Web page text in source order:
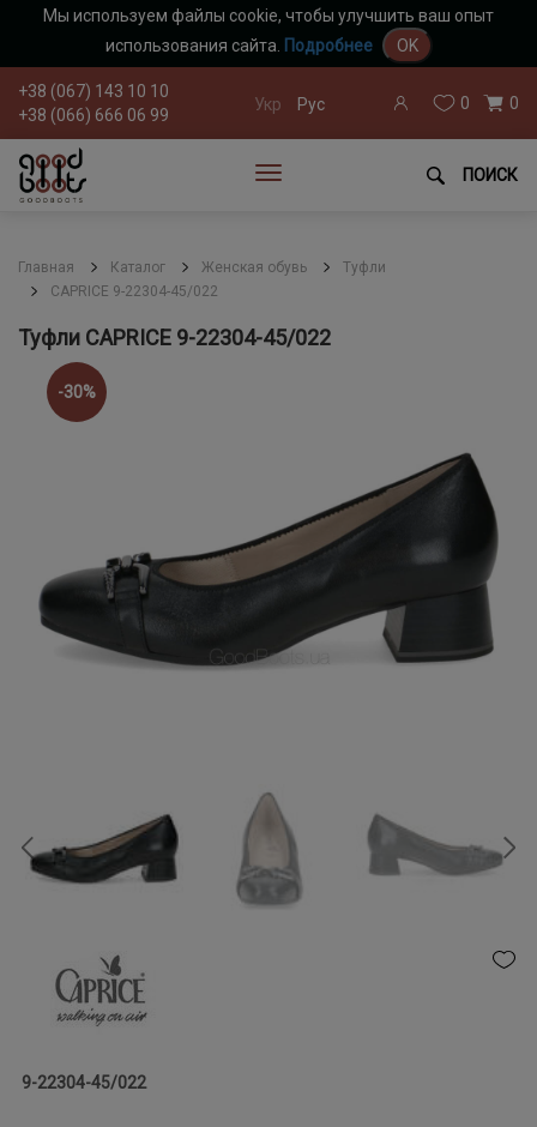
Мы используем файлы cookie, чтобы улучшить ваш опыт
использования сайта. Подробнее OK
+38 (067) 143 10 10
+38 (066) 666 06 99
Укр Рус 0 0
ПОИСК
Главная Каталог Женская обувь
Туфли
CAPRICE 9-22304-45/022
Туфли CAPRICE 9-22304-45/022
-30%
9-22304-45/022